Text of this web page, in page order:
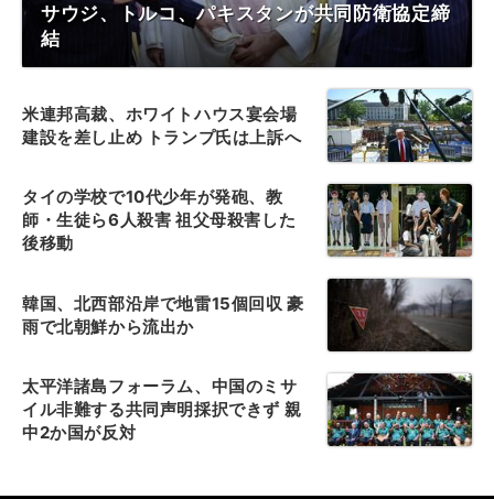
サウジ、トルコ、パキスタンが共同防衛協定締
結
米連邦高裁、ホワイトハウス宴会場
建設を差し止め トランプ氏は上訴へ
タイの学校で10代少年が発砲、教
師・生徒ら6人殺害 祖父母殺害した
後移動
韓国、北西部沿岸で地雷15個回収 豪
雨で北朝鮮から流出か
太平洋諸島フォーラム、中国のミサ
イル非難する共同声明採択できず 親
中2か国が反対